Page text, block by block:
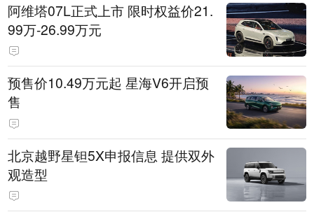
阿维塔07L正式上市 限时权益价21.
99万-26.99万元
预售价10.49万元起 星海V6开启预
售
北京越野星钽5X申报信息 提供双外
观造型